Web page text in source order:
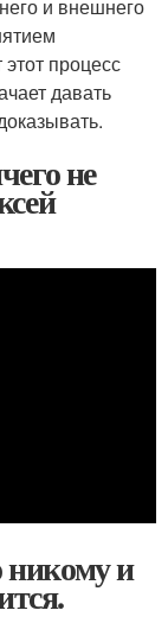
и внешнего
процесс
давать
не
никому и